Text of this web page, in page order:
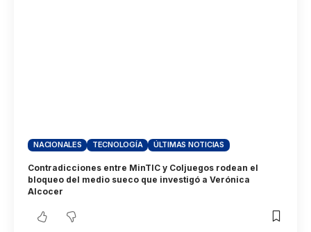
NACIONALES TECNOLOGÍA ÚLTIMAS NOTICIAS
Contradicciones entre MinTIC y Coljuegos rodean el
bloqueo del medio sueco que investigó a Verónica
Alcocer